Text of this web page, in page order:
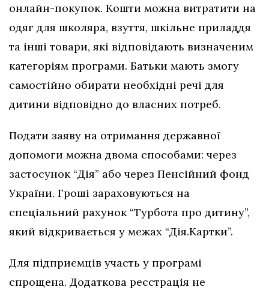
онлайн-покупок. Кошти можна витратити на
одяг для школяра, взуття, шкільне приладдя
та інші товари, які відповідають визначеним
категоріям програми. Батьки мають змогу
самостійно обирати необхідні речі для
дитини відповідно до власних потреб.
Подати заяву на отримання державної
допомоги можна двома способами: через
застосунок “Дія” або через Пенсійний фонд
України. Гроші зараховуються на
спеціальний рахунок “Турбота про дитину”,
який відкривається у межах “Дія.Картки”.
Для підприємців участь у програмі
спрощена. Додаткова реєстрація не